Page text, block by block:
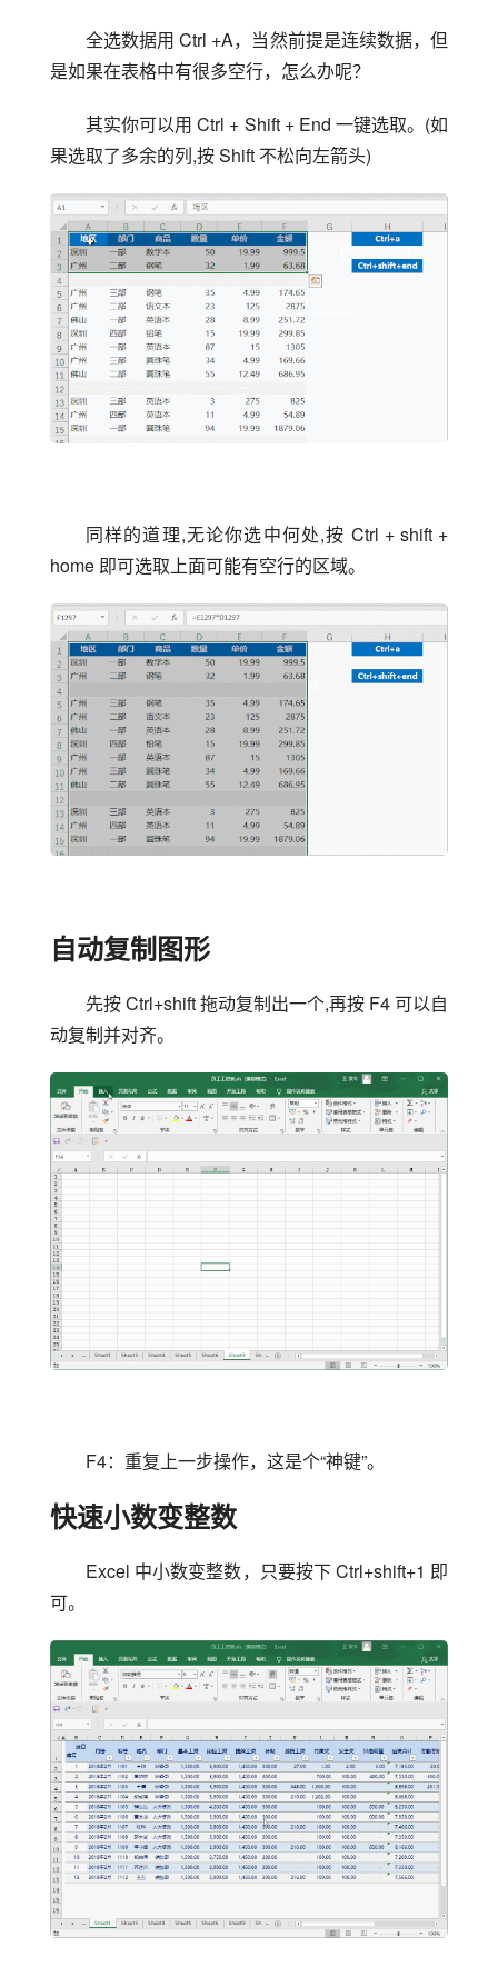
全选数据用 Ctrl +A，当然前提是连续数据，但
是如果在表格中有很多空行，怎么办呢？
其实你可以用 Ctrl + Shift + End 一键选取。(如
果选取了多余的列,按 Shift 不松向左箭头)
同样的道理,无论你选中何处,按 Ctrl + shift +
home 即可选取上面可能有空行的区域。
自动复制图形
先按 Ctrl+shift 拖动复制出一个,再按 F4 可以自
动复制并对齐。
F4：重复上一步操作，这是个“神键”。
快速小数变整数
Excel 中小数变整数，只要按下 Ctrl+shift+1 即
可。